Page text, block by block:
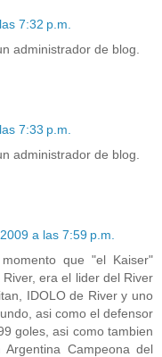
7:32 p.m.
administrador de blog.
7:33 p.m.
administrador de blog.
a las 7:59 p.m.
que "el Kaiser"
era el lider del River
IDOLO de River y uno
asi como el defensor
goles, asi como tambien
Campeona del